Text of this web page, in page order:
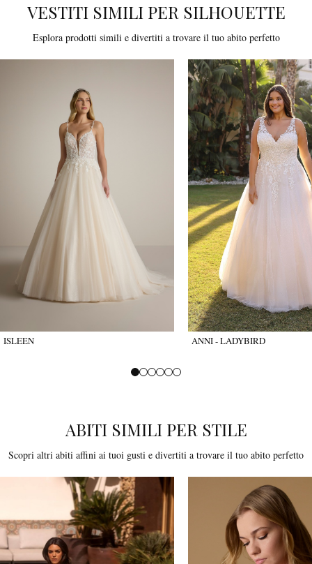
VESTITI SIMILI PER SILHOUETTE
Esplora prodotti simili e divertiti a trovare il tuo abito perfetto
ISLEEN ANNI - LADYBIRD
ABITI SIMILI PER STILE
Scopri altri abiti affini ai tuoi gusti e divertiti a trovare il tuo abito perfetto